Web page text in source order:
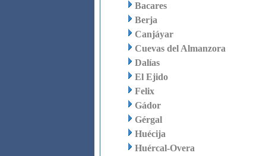
Bacares
Berja
Canjáyar
Cuevas del Almanzora
Dalías
El Ejido
Felix
Gádor
Gérgal
Huécija
Huércal-Overa